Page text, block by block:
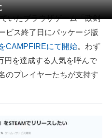
いたブラウザゲーム「政剣
ビス終了日にパッケージ版
CAMPFIREにて開始。わず
円を達成する人気を呼んで
のプレイヤーたちが支持す